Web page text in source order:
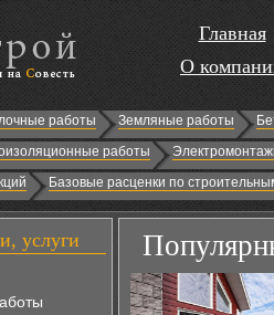
Главная
О
работы Земляные работы
работы
Базовые расценки по
услуги